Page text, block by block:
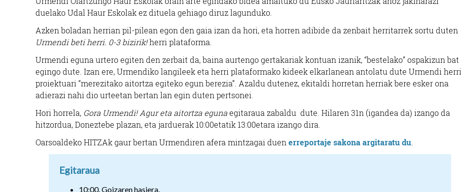
duelako Udal Haur Eskolak ez dituela gehiago diruz lagunduko.
Azken boladan herrian pil-pilean egon den gaia izan da hori, eta horren adibide da zenbait herritarrek sortu duten
Urmendi beti herri. 0-3 bizirik!herri plataforma.
Urmendi eguna urtero egiten den zerbait da, baina aurtengo gertakariak kontuan izanik, “bestelako” ospakizun bat
egingo dute. Izan ere, Urmendiko langileek eta herri plataformako kideek elkarlanean antolatu dute Urmendi herri
proiektuari “merezitako aitortza egiteko egun berezia”. Azaldu dutenez, ekitaldi horretan herriak bere esker ona
adierazi nahi dio urteetan bertan lan egin duten pertsonei.
Hori horrela, Gora Urmendi! Agur eta aitortza egunaegitaraua zabaldu dute. Hilaren 31n (igandea da) izango da
hitzordua, Doneztebe plazan, eta jarduerak 10:00etatik 13:00etara izango dira.
Oarsoaldeko HITZAk gaur bertan Urmendiren afera mintzagai duen erreportaje sakona argitaratu du
Egitaraua
10:00. Goizaren hasiera.